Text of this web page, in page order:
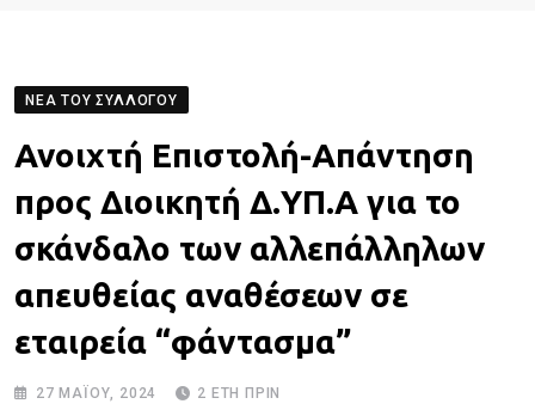
ΝΈΑ ΤΟΥ ΣΥΛΛΌΓΟΥ
Ανοιχτή Επιστολή-Απάντηση
προς Διοικητή Δ.ΥΠ.Α για το
σκάνδαλο των αλλεπάλληλων
απευθείας αναθέσεων σε
εταιρεία “φάντασμα”
27 ΜΑΪ́ΟΥ, 2024 2 ΈΤΗ ΠΡΙΝ